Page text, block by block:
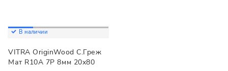
В наличии
VITRA OriginWood С.Греж
Мат R10A 7Р 8мм 20х80